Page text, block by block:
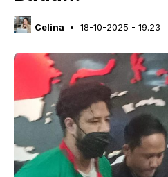
Celina 18-10-2025 - 19.23